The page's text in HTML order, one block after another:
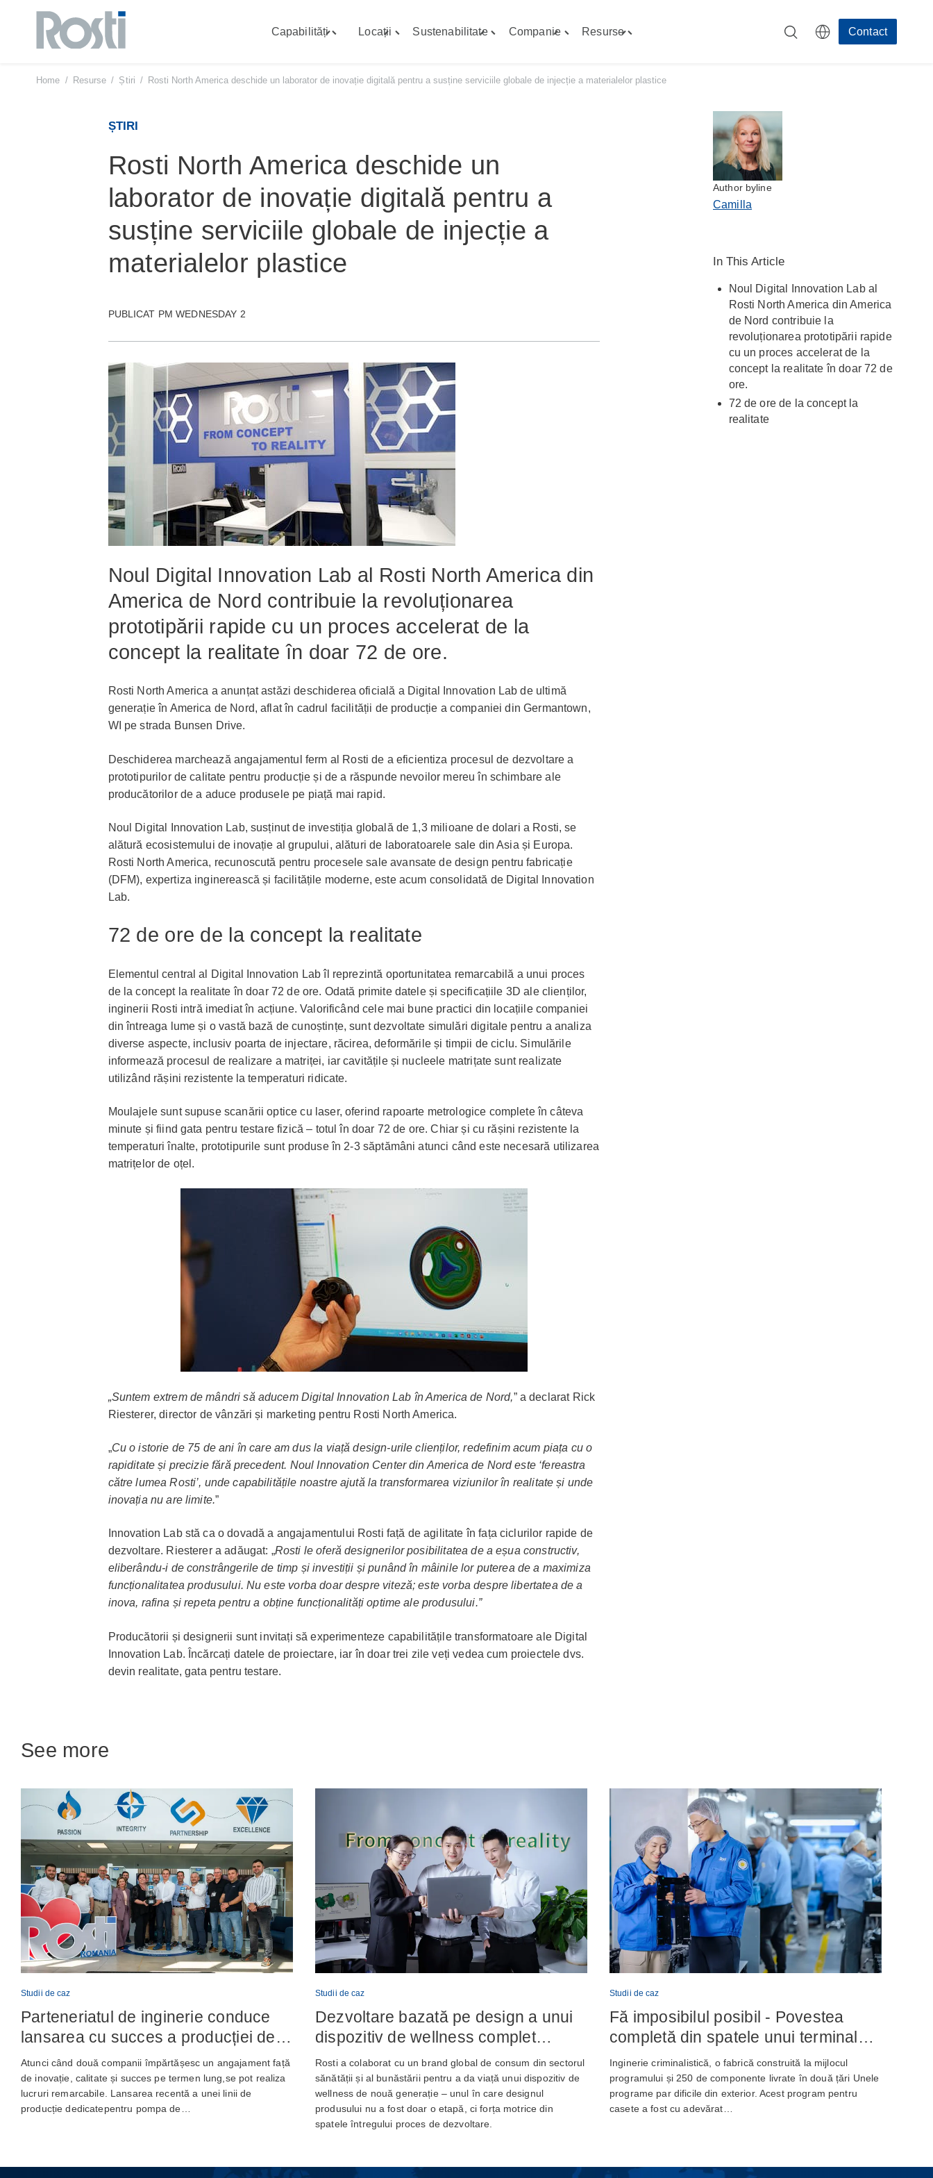
Sari
Capabilități
Toggle
Locații
Toggle
Sustenabilitate
Toggle
Companie
Toggle
Resurse Contact
Home / Resurse / Știri / Rosti North America deschide un laborator de inovație digitală pentru a susține serviciile globale de injecție a materialelor plastice
ȘTIRI
Rosti North America deschide un
laborator de inovație digitală pentru a
susține serviciile globale de injecție a
materialelor plastice
PUBLICAT PM WEDNESDAY 2
Noul Digital Innovation Lab al Rosti North America din
America de Nord contribuie la revoluționarea
prototipării rapide cu un proces accelerat de la
concept la realitate în doar 72 de ore.
Rosti North America a anunțat astăzi deschiderea oficială a Digital Innovation Lab de ultimă
generație în America de Nord, aflat în cadrul facilității de producție a companiei din Germantown,
WI pe strada Bunsen Drive.
Deschiderea marchează angajamentul ferm al Rosti de a eficientiza procesul de dezvoltare a
prototipurilor de calitate pentru producție și de a răspunde nevoilor mereu în schimbare ale
producătorilor de a aduce produsele pe piață mai rapid.
Noul Digital Innovation Lab, susținut de investiția globală de 1,3 milioane de dolari a Rosti, se
alătură ecosistemului de inovație al grupului, alături de laboratoarele sale din Asia și Europa.
Rosti North America, recunoscută pentru procesele sale avansate de design pentru fabricație
(DFM), expertiza inginerească și facilitățile moderne, este acum consolidată de Digital Innovation
Lab.
72 de ore de la concept la realitate
Elementul central al Digital Innovation Lab îl reprezintă oportunitatea remarcabilă a unui proces
de la concept la realitate în doar 72 de ore. Odată primite datele și specificațiile 3D ale clienților,
inginerii Rosti intră imediat în acțiune. Valorificând cele mai bune practici din locațiile companiei
din întreaga lume și o vastă bază de cunoștințe, sunt dezvoltate simulări digitale pentru a analiza
diverse aspecte, inclusiv poarta de injectare, răcirea, deformările și timpii de ciclu. Simulările
informează procesul de realizare a matriței, iar cavitățile și nucleele matrițate sunt realizate
utilizând rășini rezistente la temperaturi ridicate.
Moulajele sunt supuse scanării optice cu laser, oferind rapoarte metrologice complete în câteva
minute și fiind gata pentru testare fizică – totul în doar 72 de ore. Chiar și cu rășini rezistente la
temperaturi înalte, prototipurile sunt produse în 2-3 săptămâni atunci când este necesară utilizarea
matrițelor de oțel.
„Suntem extrem de mândri să aducem Digital Innovation Lab în America de Nord,” a declarat Rick
Riesterer, director de vânzări și marketing pentru Rosti North America.
„Cu o istorie de 75 de ani în care am dus la viață design-urile clienților, redefinim acum piața cu o
rapiditate și precizie fără precedent. Noul Innovation Center din America de Nord este ‘fereastra
către lumea Rosti’, unde capabilitățile noastre ajută la transformarea viziunilor în realitate și unde
inovația nu are limite.”
Innovation Lab stă ca o dovadă a angajamentului Rosti față de agilitate în fața ciclurilor rapide de
dezvoltare. Riesterer a adăugat: „Rosti le oferă designerilor posibilitatea de a eșua constructiv,
eliberându-i de constrângerile de timp și investiții și punând în mâinile lor puterea de a maximiza
funcționalitatea produsului. Nu este vorba doar despre viteză; este vorba despre libertatea de a
inova, rafina și repeta pentru a obține funcționalități optime ale produsului.”
Producătorii și designerii sunt invitați să experimenteze capabilitățile transformatoare ale Digital
Innovation Lab. Încărcați datele de proiectare, iar în doar trei zile veți vedea cum proiectele dvs.
devin realitate, gata pentru testare.
Author byline
Camilla
In This Article
Noul Digital Innovation Lab al
Rosti North America din America
de Nord contribuie la
revoluționarea prototipării rapide
cu un proces accelerat de la
concept la realitate în doar 72 de
ore.
72 de ore de la concept la
realitate
See more
Studii de caz
Parteneriatul de inginerie conduce
lansarea cu succes a producției de
pompe de ungere automată
Atunci când două companii împărtășesc un angajament față
de inovație, calitate și succes pe termen lung,se pot realiza
lucruri remarcabile. Lansarea recentă a unei linii de
producție dedicatepentru pompa de…
Studii de caz
Dezvoltare bazată pe design a unui
dispozitiv de wellness complet
integrat
Rosti a colaborat cu un brand global de consum din sectorul
sănătății și al bunăstării pentru a da viață unui dispozitiv de
wellness de nouă generație – unul în care designul
produsului nu a fost doar o etapă, ci forța motrice din
spatele întregului proces de dezvoltare.
Studii de caz
Fă imposibilul posibil - Povestea
completă din spatele unui terminal
bancar de autoservire de nouă
generație
Inginerie criminalistică, o fabrică construită la mijlocul
programului și 250 de componente livrate în două țări Unele
programe par dificile din exterior. Acest program pentru
casete a fost cu adevărat…